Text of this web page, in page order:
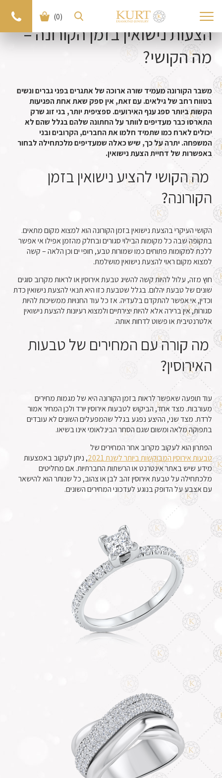
(0)
הצעות נישואין בזמן הקורונה –
מה הקושי?
משבר הקורונה מעמיד שורה ארוכה של אתגרים בפני גברים ונשים
בטווח רחב של גילאים. עם זאת, אין ספק שאת אחת הפגיעות
הקשות ביותר ספג ענף האירועים. ספציפית יותר, בני זוג שרק
התארסו כבר מעדיפים לוותר על החתונה שלהם בגלל שהם לא
יכולים לארח כמו שתמיד חלמו את החברים, הקרובים ובני
המשפחה. יתרה על כך, שיש כאלה שמעדיפים מלכתחילה לבחור
באפשרות של דחיית הצעת נישואין.
מה הקושי להציע נישואין בזמן
הקורונה?
הקושי העיקרי בהצעת נישואין בזמן הקורונה הוא למצוא מקום מתאים.
בתקופה שבה כל מקומות הבילוי סגורים ובחלק מהזמן אפילו אי אפשר
ללכת למקומות פתוחים כמו שמורות טבע, חופי ים וכן הלאה – קשה
למצוא מקום ראוי להצעת נישואין מושלמת.
חוץ מזה, עלול להיות קשה להשיג טבעת אירוסין או לראות מקרוב סוגים
שונים של טבעת יהלום. בגלל שטבעת כזו היא תנאי להצעת נישואין כדת
וכדין, אי אפשר להתקדם בלעדיה. אז כל עוד החנויות ממשיכות להיות
סגורות, אין ברירה אלא להיות יצירתיים ולמצוא רעיונות להצעת נישואין
אלטרנטיבית או פשוט לדחות אותה.
מה קורה עם המחירים של טבעות
האירוסין?
עוד תופעה שאפשר לראות בזמן הקורונה היא של מגמות מחירים
מעורבות. מצד אחד, הביקוש לטבעות אירוסין יורד ולכן המחיר אמור
לרדת. מצד שני, ההיצע נפגע בגלל שהמפעלים השונים לא עובדים
בתפוקה מלאה ומשום שגם הסחר הבינלאומי אינו בשיאו.
הפתרון הוא לעקוב מקרוב אחר המחירים של
טבעות אירוסין המבוקשות ביותר לשנת 2021
, ניתן לעקוב באמצעות
מידע שיש באתר אינטרנט או הרשתות החברתיות. אם מחליטים
מלכתחילה על טבעת אירוסין זהב לבן או צהוב, כל שנותר הוא להישאר
עם אצבע על הדופק בנוגע לעדכוני המחירים השונים.